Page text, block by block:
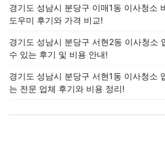
경기도 성남시 분당구 이매1동 이사청소
도우미 후기와 가격 비교!
경기도 성남시 분당구 서현2동 이사청소
수 있는 후기 및 비용 안내!
경기도 성남시 분당구 서현1동 이사청소
는 전문 업체 후기와 비용 정리!